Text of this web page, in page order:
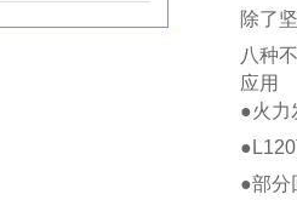
除了
八种
应用
●火力
●部分